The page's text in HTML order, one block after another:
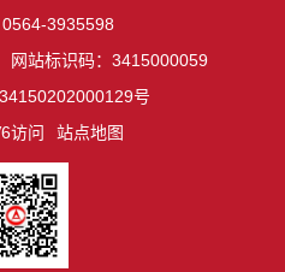
3935598
网站标识码：3415000059
号
访问
站点地图